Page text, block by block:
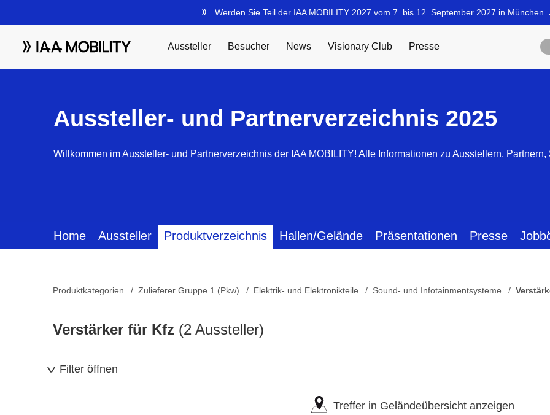
Aussteller- und Partnerverzeichnis 2025
Willkommen im Aussteller- und Partnerverzeichnis der IAA MOBILITY! Alle Informationen zu Ausstellern,
Home Aussteller Produktverzeichnis Hallen/Gelände Präsentationen Presse
Produktkategorien Zulieferer Gruppe 1 (Pkw) Elektrik- und Elektronikteile Sound- und Infotainmentsysteme
Verstärker für Kfz (2 Aussteller)
Filter öffnen
Treffer in Geländeübersicht anzeigen